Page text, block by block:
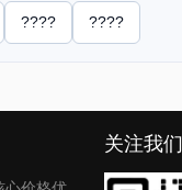
???? ????
关注我们